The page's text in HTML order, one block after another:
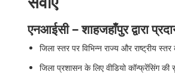
एनआईसी – शाहजहाँपुर द्वारा
जिला स्तर पर विभिन्न राज्य और राष्ट्रीय
जिला प्रशासन के लिए वीडियो कॉन्फ्रेंसिंग की